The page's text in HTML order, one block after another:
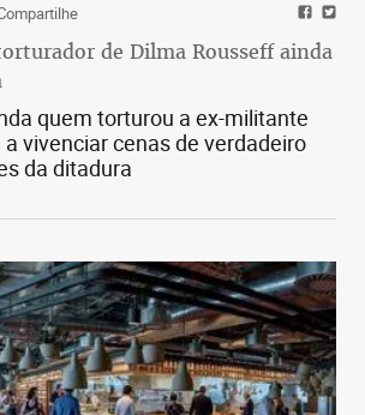
de Dilma Rousseff ainda
quem torturou a ex-militante
a vivenciar cenas de verdadeiro
da ditadura